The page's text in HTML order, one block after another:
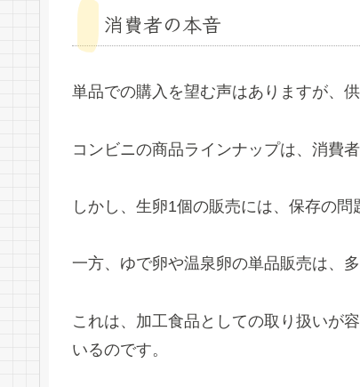
消費者の本音
単品での購入を望む声はありますが、
コンビニの商品ラインナップは、消費
しかし、生卵1個の販売には、保存の
一方、ゆで卵や温泉卵の単品販売は、
これは、加工食品としての取り扱いが
いるのです。